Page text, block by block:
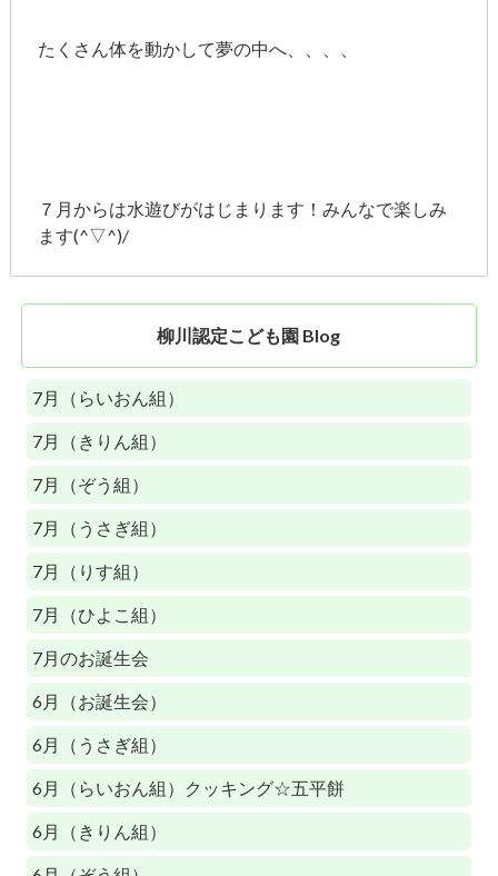
たくさん体を動かして夢の中へ、、、、
７月からは水遊びがはじまります！みんなで楽しみ
ます(^▽^)/
柳川認定こども園 Blog
7月（らいおん組）
7月（きりん組）
7月（ぞう組）
7月（うさぎ組）
7月（りす組）
7月（ひよこ組）
7月のお誕生会
6月（お誕生会）
6月（うさぎ組）
6月（らいおん組）クッキング☆五平餅
6月（きりん組）